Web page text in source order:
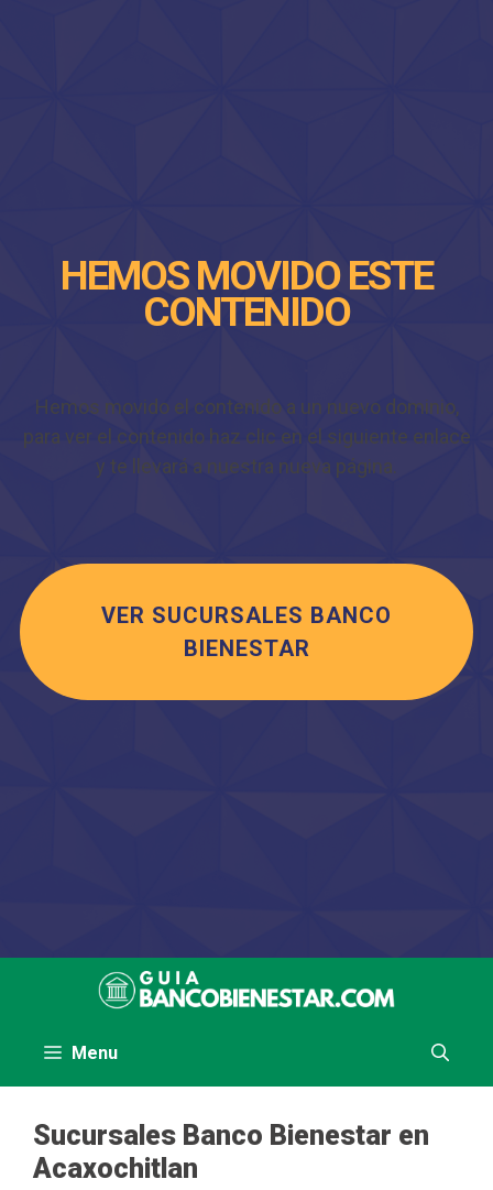
HEMOS MOVIDO ESTE
CONTENIDO
Hemos movido el contenido a un nuevo dominio,
para ver el contenido haz clic en el siguiente enlace
y te llevará a nuestra nueva página.
VER SUCURSALES BANCO
BIENESTAR
Menu
Sucursales Banco Bienestar en
Acaxochitlan